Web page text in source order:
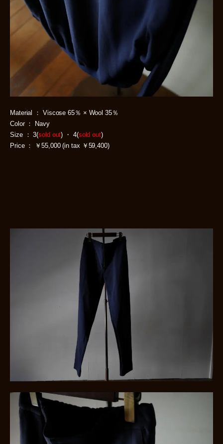
Material ： Viscose 65％ × Wool 35％
Color ： Navy
Size ： 3(sold out) ・ 4(sold out)
Price ： ￥55,000 (in tax ￥59,400)